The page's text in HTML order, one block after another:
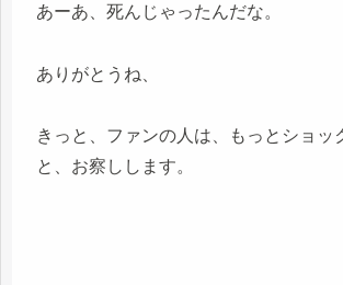
あーあ、死んじゃったんだな。
ありがとうね、
きっと、ファンの人は、もっとショッ
と、お察しします。